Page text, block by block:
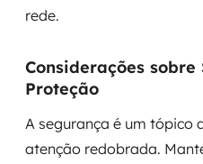
rede.
Considerações sobre
Proteção
A segurança é um tópico
atenção redobrada.